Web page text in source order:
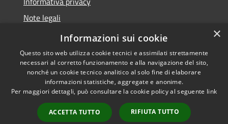
Note legali
Dichiarazione di accessibilità
Accessibilità
Copyright © 2026 • Comune di
Lettomanoppello • Powered by
Municipium•
Accesso
×
Informazioni sui cookie
Questo sito web utilizza cookie tecnici e assimilati strettamente
necessari al corretto funzionamento e alla navigazione del sito,
nonché un cookie tecnico analitico al solo fine di elaborare
informazioni statistiche, aggregate e anonime.
Per maggiori dettagli, può consultare la cookie policy al seguente link
ACCETTA TUTTO RIFIUTA TUTTO